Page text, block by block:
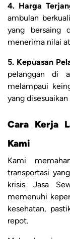
4. Harga
ambulan
yang bersaing
menerima nilai
5. Kepuasan
pelanggan di
melampaui
yang
Cara Kerja
Kami
Kami
transportasi
krisis. Jasa
memenuhi
kesehatan,
repot.